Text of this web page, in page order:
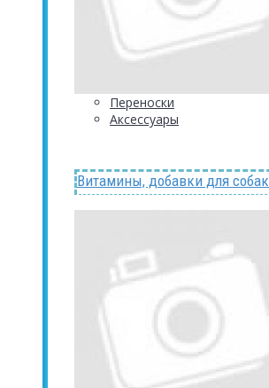
Переноски
Аксессуары
Витамины, добавки для собак